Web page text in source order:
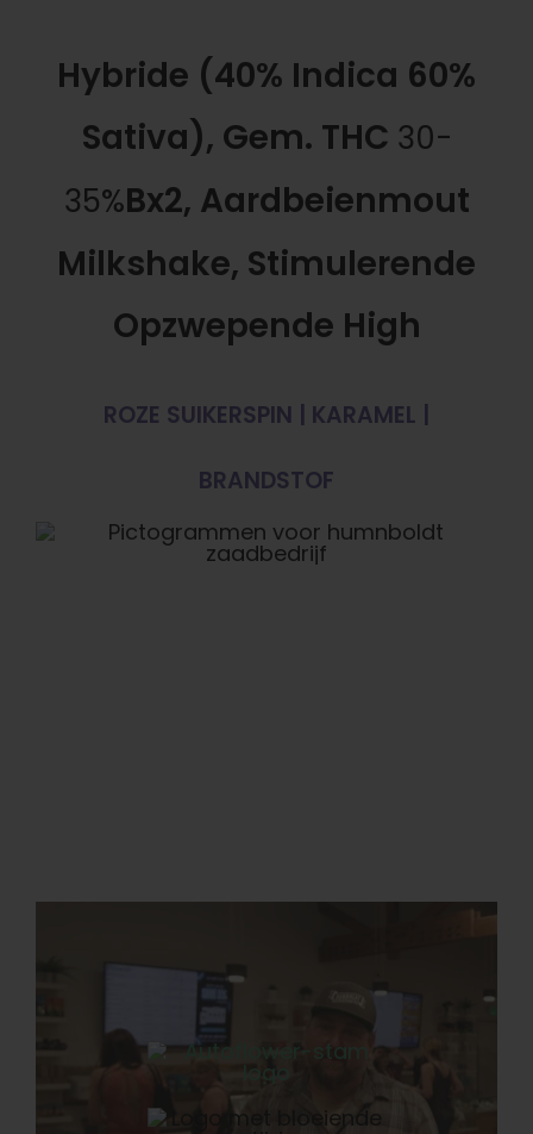
Hybride (40% Indica 60%
Sativa), Gem. THC 30-
35%Bx2, Aardbeienmout
Milkshake, Stimulerende
Opzwepende High
ROZE SUIKERSPIN | KARAMEL |
BRANDSTOF